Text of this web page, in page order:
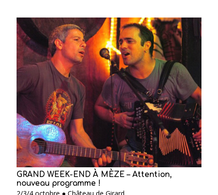
GRAND WEEK-END À MÈZE – Attention,
nouveau programme !